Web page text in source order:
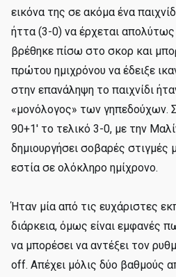
εικόνα της σε ακόμα ένα
ήττα (3-0) να έρχεται
βρέθηκε πίσω στο σκορ και
πρώτου ημιχρόνου να έδειξε
στην επανάληψη το παιχνίδι
«μονόλογος» των γηπεδούχων.
90+1' το τελικό 3-0, με την
δημιουργήσει σοβαρές
εστία σε ολόκληρο ημίχρονο.
Ήταν μία από τις ευχάριστες
διάρκεια, όμως είναι εμφανές
να μπορέσει να αντέξει τον
off. Απέχει μόλις δύο βαθμούς